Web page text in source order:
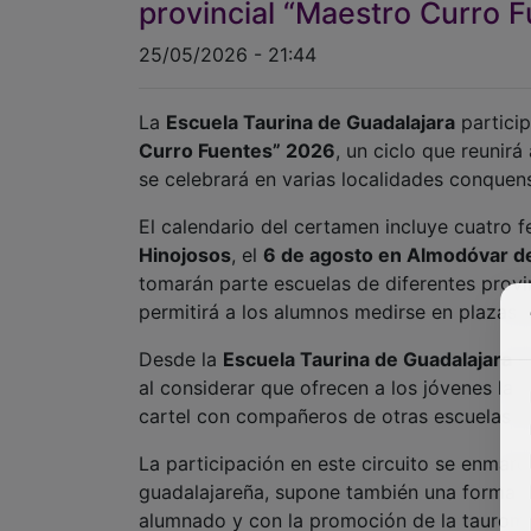
provincial “Maestro Curro
25/05/2026 - 21:44
La Escuela Taurina de Guadalajara
Curro Fuentes” 2026, un ciclo que
se celebrará en varias localidades
El calendario del certamen incluye cuatro
Hinojosos, el 6 de agosto en Almodóvar
tomarán parte escuelas de diferentes
permitirá a los alumnos medirse en plazas
Desde la Escuela Taurina de Guadalajara
al considerar que ofrecen a los jóvenes la
cartel con compañeros de otras escuelas
La participación en este circuito se
guadalajareña, supone también una forma
alumnado y con la promoción de la